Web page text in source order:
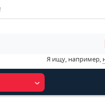
Я ищу, например,